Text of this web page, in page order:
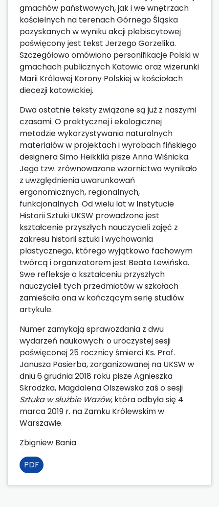
gmachów państwowych, jak i we wnętrzach
kościelnych na terenach Górnego Śląska
pozyskanych w wyniku akcji plebiscytowej
poświęcony jest tekst Jerzego Gorzelika.
Szczegółowo omówiono personifikacje Polski w
gmachach publicznych Katowic oraz wizerunki
Marii Królowej Korony Polskiej w kościołach
diecezji katowickiej.
Dwa ostatnie teksty związane są już z naszymi
czasami. O praktycznej i ekologicznej
metodzie wykorzystywania naturalnych
materiałów w projektach i wyrobach fińskiego
designera Simo Heikkilä pisze Anna Wiśnicka.
Jego tzw. zrównoważone wzornictwo wynikało
z uwzględnienia uwarunkowań
ergonomicznych, regionalnych,
funkcjonalnych. Od wielu lat w Instytucie
Historii Sztuki UKSW prowadzone jest
kształcenie przyszłych nauczycieli zajęć z
zakresu historii sztuki i wychowania
plastycznego, którego wyjątkowo fachowym
twórcą i organizatorem jest Beata Lewińska.
Swe refleksje o kształceniu przyszłych
nauczycieli tych przedmiotów w szkołach
zamieściła ona w kończącym serię studiów
artykule.
Numer zamykają sprawozdania z dwu
wydarzeń naukowych: o uroczystej sesji
poświęconej 25 rocznicy śmierci Ks. Prof.
Janusza Pasierba, zorganizowanej na UKSW w
dniu 6 grudnia 2018 roku pisze Agnieszka
Skrodzka, Magdalena Olszewska zaś o sesji
Sztuka w służbie Wazów, która odbyła się 4
marca 2019 r. na Zamku Królewskim w
Warszawie.
Zbigniew Bania
PDF